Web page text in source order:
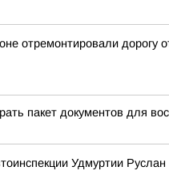
отремонтировали дорогу
пакет документов для
Удмуртии